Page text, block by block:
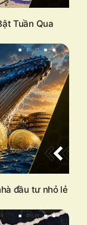
Tuần Qua
đầu tư nhỏ lẻ